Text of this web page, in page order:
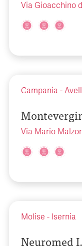
Via Gioacchino
Campania -
Via Mario
Molise - Isernia
Neuromed